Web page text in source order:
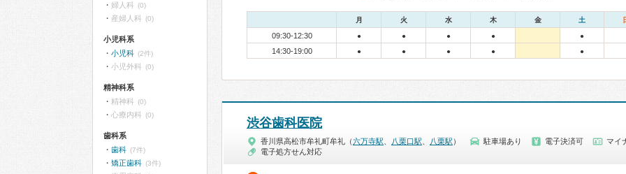
月 火 水 木 金 土
09:30-12:30 ● ● ● ● ●
14:30-19:00 ● ● ● ● ●
渋谷歯科医院
香川県高松市牟礼町牟礼（六万寺駅 八栗口駅 八栗駅 ） 駐車場あり 電子決済可
マイ
電子処方せん対応
婦人科 (0)
産婦人科 (0)
小児科系
小児科 (2件)
小児外科 (0)
精神科系
精神科 (0)
心療内科 (0)
歯科系
歯科 (7件)
矯正歯科 (3件)